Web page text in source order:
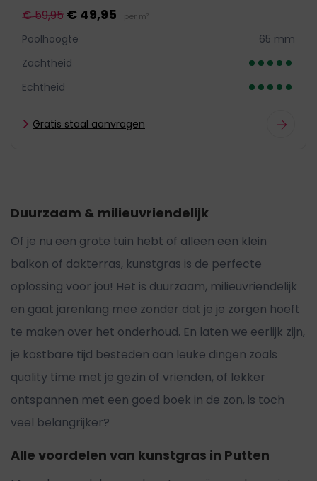
€ 59,95 € 49,95 per m²
Poolhoogte
65 mm
Zachtheid
Echtheid
Gratis staal aanvragen
Duurzaam & milieuvriendelijk
Of je nu een grote tuin hebt of alleen een klein
balkon of dakterras, kunstgras is de perfecte
oplossing voor jou! Het is duurzaam, milieuvriendelijk
en gaat jarenlang mee zonder dat je je zorgen hoeft
te maken over het onderhoud. En laten we eerlijk zijn,
je kostbare tijd besteden aan leuke dingen zoals
quality time met je gezin of vrienden, of lekker
ontspannen met een goed boek in de zon, is toch
veel belangrijker?
Alle voordelen van kunstgras in Putten